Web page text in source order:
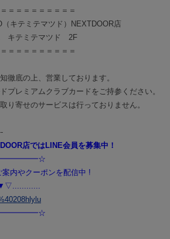
＝＝＝＝＝＝＝＝＝
キテミテマツド）NEXTDOOR店
キテミテマツド 2F
＝＝＝＝＝＝＝＝＝
徹底の上、営業しております。
プレミアムクラブカードをご持参ください。
り寄せのサービスは行っておりません。
店ではLINE会員を募集中！
内やクーポンを配信中 !
▼▽............